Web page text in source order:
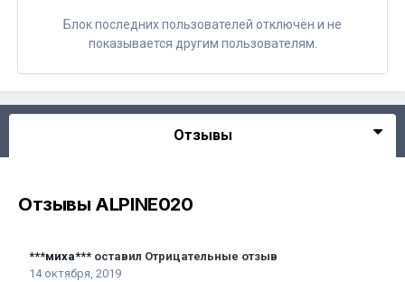
Блок последних пользователей отключён и не
показывается другим пользователям.
Отзывы
Отзывы ALPINE020
***миха*** оставил Отрицательные отзыв
14 октября, 2019